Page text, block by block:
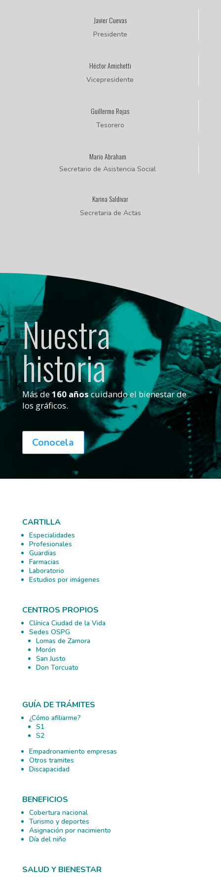
Javier Cuevas
Presidente
Héctor Amichetti
Vicepresidente
Guillermo Rojas
Tesorero
Mario Abraham
Secretario de Asistencia Social
Karina Saldivar
Secretaria de Actas
Nuestra
historia
Más de160 añoscuidando el bienestar de
los gráficos.
Conocela
CARTILLA
Especialidades
Profesionales
Guardias
Farmacias
Laboratorio
Estudios por imágenes
CENTROS PROPIOS
Clínica Ciudad de la Vida
Sedes OSPG
Lomas de Zamora
Morón
San Justo
Don Torcuato
GUÍA DE TRÁMITES
¿Cómo afiliarme?
S1
S2
Empadronamiento empresas
Otros tramites
Discapacidad
BENEFICIOS
Cobertura nacional
Turismo y deportes
Asignación por nacimiento
Día del niño
SALUD Y BIENESTAR